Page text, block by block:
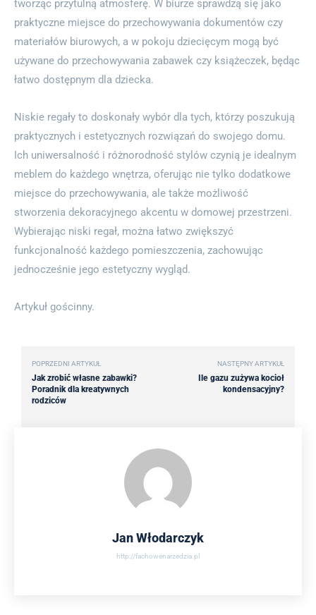
tworząc przytulną atmosferę. W biurze sprawdzą się jako
praktyczne miejsce do przechowywania dokumentów czy
materiałów biurowych, a w pokoju dziecięcym mogą być
używane do przechowywania zabawek czy książeczek, będąc
łatwo dostępnym dla dziecka.
Niskie regały to doskonały wybór dla tych, którzy poszukują
praktycznych i estetycznych rozwiązań do swojego domu.
Ich uniwersalność i różnorodność stylów czynią je idealnym
meblem do każdego wnętrza, oferując nie tylko dodatkowe
miejsce do przechowywania, ale także możliwość
stworzenia dekoracyjnego akcentu w domowej przestrzeni.
Wybierając niski regał, można łatwo zwiększyć
funkcjonalność każdego pomieszczenia, zachowując
jednocześnie jego estetyczny wygląd.
Artykuł gościnny.
POPRZEDNI ARTYKUŁ
Jak zrobić własne zabawki?
Poradnik dla kreatywnych
rodziców
NASTĘPNY ARTYKUŁ
Ile gazu zużywa kocioł
kondensacyjny?
Jan Włodarczyk
http://fachowenarzedzia.pl